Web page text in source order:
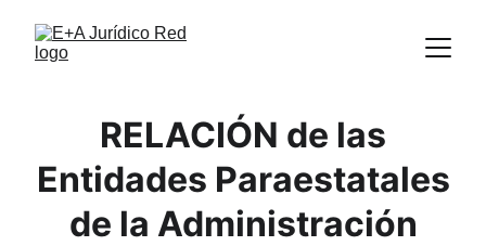
RELACIÓN de las
Entidades Paraestatales
de la Administración